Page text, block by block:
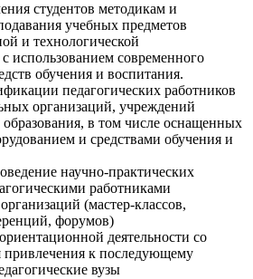
студентов методикам и
учебных предметов
и технологической
использованием современного
обучения и воспитания.
педагогических работников
организаций, учреждений
образования, в том числе оснащенных
и средствами обучения и
научно-практических
работниками
(мастер-классов,
форумов)
деятельности со
к последующему
вузы